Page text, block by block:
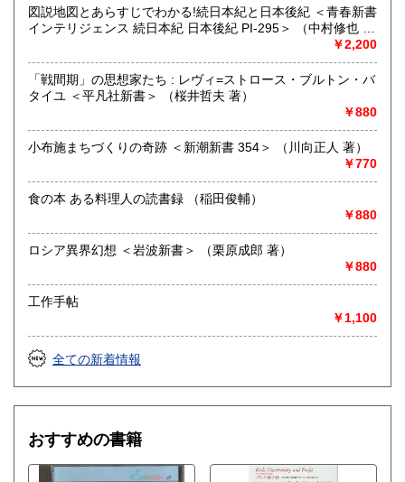
書籍の買取について
◇近隣であれば書籍の買取をしています。少数であれば店へ
の持ち込み、あるいは量が多い場合はまずは電話などで相談
をさせていただくこともあります。
買取が出来る本とそうでない本があります、メール・電話等
で連絡頂ければと思います。
哲学宗教、歴史、社会科学、美術工芸、外国文学、趣味、サ
図説地図とあらすじでわかる!続日本紀と日本後紀 ＜青春新書
インテリジェンス 続日本紀 日本後紀 PI-295＞ （中村修也 監
￥2,200
「戦間期」の思想家たち : レヴィ=ストロース・ブルトン・バ
タイユ ＜平凡社新書＞ （桜井哲夫 著）
￥880
小布施まちづくりの奇跡 ＜新潮新書 354＞ （川向正人 著）
￥770
食の本 ある料理人の読書録 （稲田俊輔）
￥880
ロシア異界幻想 ＜岩波新書＞ （栗原成郎 著）
￥880
工作手帖
￥1,100
全ての新着情報
おすすめの書籍